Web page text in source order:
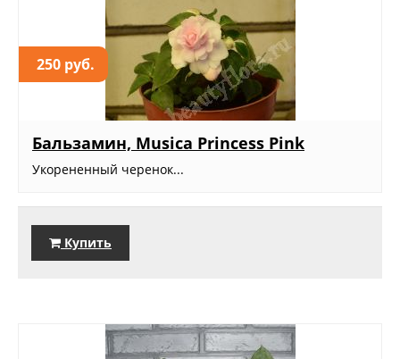
250 руб.
Бальзамин, Musica Princess Pink
Укорененный черенок...
Купить